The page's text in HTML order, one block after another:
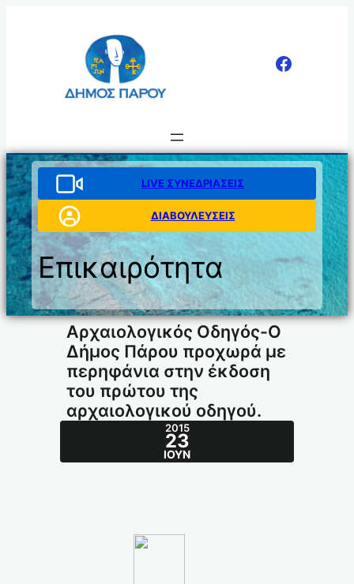
LIVE ΣΥΝΕΔΡΙΑΣΕΙΣ
ΔΙΑΒΟΥΛΕΥΣΕΙΣ
Επικαιρότητα
Αρχαιολογικός Οδηγός-Ο
Δήμος Πάρου προχωρά με
περηφάνια στην έκδοση
του πρώτου της
αρχαιολογικού οδηγού.
2015
23
ΙΟΎΝ